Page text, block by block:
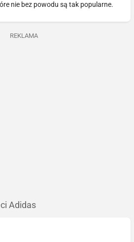
nie bez powodu są tak popularne.
REKLAMA
Adidas